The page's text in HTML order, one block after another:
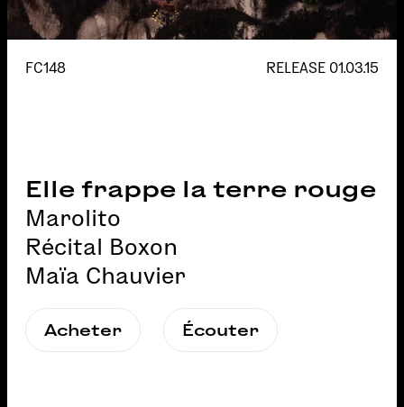
FC148 RELEASE 01.03.15
Elle frappe la terre rouge
Marolito
Récital Boxon
Maïa Chauvier
Acheter Écouter